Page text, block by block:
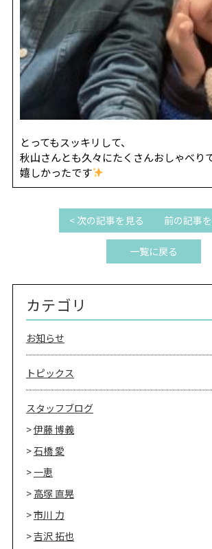
とってもスッキリして、
秋山さんとも久々にたくさんおしゃべり
嬉しかったです
< 次の記事を見る
一覧に戻る
前の記事
カテゴリ
お知らせ
トピックス
スタッフブログ
伊藤 博義
石橋 愛
一恵
高塚 直晃
市川 力
吉沢 拓也